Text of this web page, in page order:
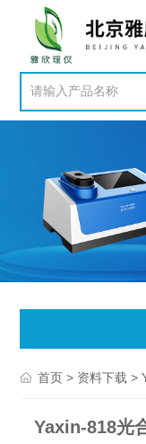
首页 > 资料下载 >
Yaxin-818光